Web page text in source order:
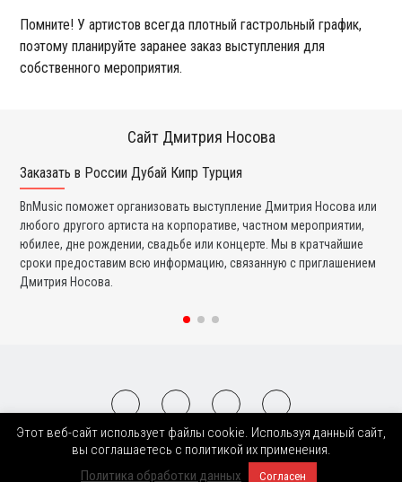
Помните! У артистов всегда плотный гастрольный график,
поэтому планируйте заранее заказ выступления для
собственного мероприятия.
Сайт Дмитрия Носова
Заказать в России Дубай Кипр Турция
BnMusic поможет организовать выступление Дмитрия Носова или
любого другого артиста на корпоративе, частном мероприятии,
юбилее, дне рождении, свадьбе или концерте. Мы в кратчайшие
сроки предоставим всю информацию, связанную с приглашением
Дмитрия Носова.
2008-2026 © BnMusic All Right Reserved
Этот веб-сайт использует файлы cookie. Используя данный сайт,
вы соглашаетесь с политикой их применения.
Политика обработки данных
Согласен